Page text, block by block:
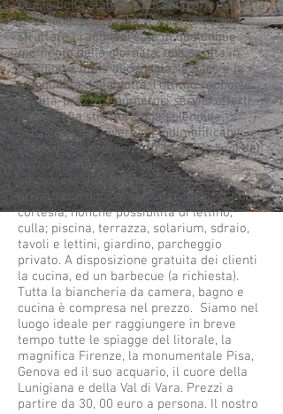
Con la bella stagione possono effettuare la
colazione in terrazza, il solarium per
sfruttare i raggi del sole in qualunque
momento della giornata; una serata in
giardino a lume di candela, la pace e la
tranquillità della notte, l'ottimo rapporto
qualità-prezzo, i numerosi servizi offerti,
fanno della struttura una splendida
occasione per vivere gli indimenticabili
scenari che possono offrire i paesaggi del
parco nazionale.
Le camere dispongono di TV e bagno
privato con doccia, asciugacapelli, set di
cortesia, nonché possibilità di lettino,
culla; piscina, terrazza, solarium, sdraio,
tavoli e lettini, giardino, parcheggio
privato. A disposizione gratuita dei clienti
la cucina, ed un barbecue (a richiesta).
Tutta la biancheria da camera, bagno e
cucina è compresa nel prezzo. Siamo nel
luogo ideale per raggiungere in breve
tempo tutte le spiagge del litorale, la
magnifica Firenze, la monumentale Pisa,
Genova ed il suo acquario, il cuore della
Lunigiana e della Val di Vara. Prezzi a
partire da 30, 00 euro a persona. Il nostro